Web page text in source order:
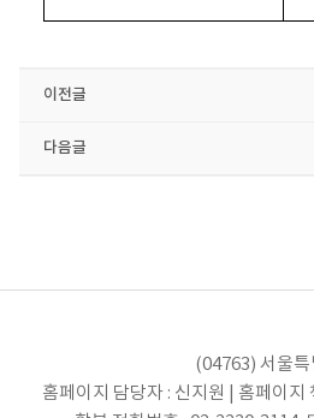
이전글
다음글
(04763) 서울특
홈페이지 담당자 : 신지원 | 홈페이지